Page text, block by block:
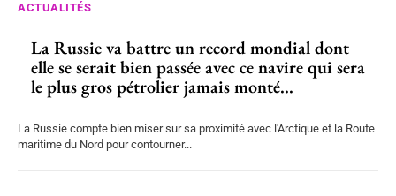
ACTUALITÉS
La Russie va battre un record mondial dont
elle se serait bien passée avec ce navire qui sera
le plus gros pétrolier jamais monté...
La Russie compte bien miser sur sa proximité avec l'Arctique et la Route
maritime du Nord pour contourner...